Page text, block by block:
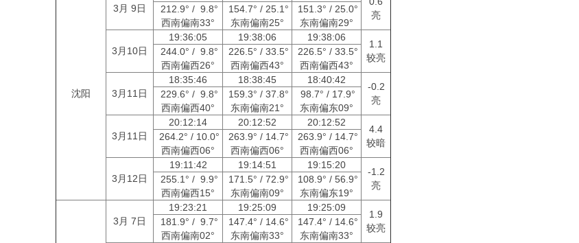
沈阳
3月 9日
亮
212.9° / 9.8°
西南偏南33°
154.7° / 25.1°
东南偏南25°
151.3° / 25.0°
东南偏南29°
3月10日
19:36:05 19:38:06 19:38:06
1.1
较亮
244.0° / 9.8°
西南偏西26°
226.5° / 33.5°
西南偏西43°
226.5° / 33.5°
西南偏西43°
3月11日
18:35:46 18:38:45 18:40:42
-0.2
亮
229.6° / 9.8°
西南偏西40°
159.3° / 37.8°
东南偏南21°
98.7° / 17.9°
东南偏东09°
3月11日
20:12:14 20:12:52 20:12:52
4.4
较暗
264.2° / 10.0°
西南偏西06°
263.9° / 14.7°
西南偏西06°
263.9° / 14.7°
西南偏西06°
3月12日
19:11:42 19:14:51 19:15:20
-1.2
亮
255.1° / 9.9°
西南偏西15°
171.5° / 72.9°
东南偏南09°
108.9° / 56.9°
东南偏东19°
3月 7日
19:23:21 19:25:09 19:25:09
1.9
较亮
181.9° / 9.7°
西南偏南02°
147.4° / 14.6°
东南偏南33°
147.4° / 14.6°
东南偏南33°